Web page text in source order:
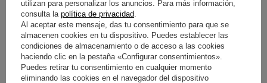
cada vibración y respuesta del vehículo, permitiendo una
conducción técnica y precisa.
Condición Nuevo
utilizan para personalizar los anuncios. Para más información,
consulta la política de privacidad
Al aceptar este mensaje, das tu consentimiento para que se
almacenen cookies en tu dispositivo. Puedes establecer las
condiciones de almacenamiento o de acceso a las cookies
haciendo clic en la pestaña «Configurar consentimientos».
Puedes retirar tu consentimiento en cualquier momento
eliminando las cookies en el navegador del dispositivo